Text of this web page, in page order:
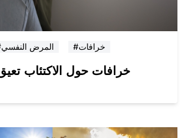
#المرض النفسي #خرافات
خرافات حول الاكتئاب